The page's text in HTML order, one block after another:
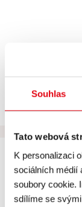
Souhlas
Tato webová
K personalizaci
sociálních médií
soubory cookie.
sdílíme se